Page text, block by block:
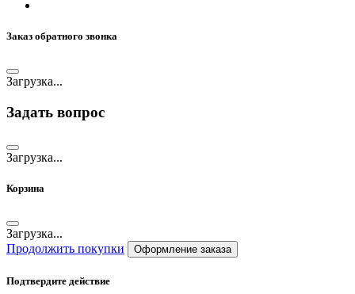
Заказ обратного звонка
Загрузка...
Задать вопрос
Загрузка...
Корзина
Загрузка...
Продолжить покупки
Оформление заказа
Подтвердите действие